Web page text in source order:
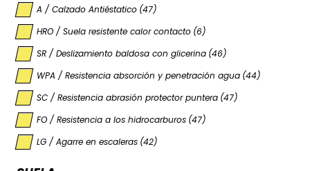
A / Calzado Antiéstatico (47)
HRO / Suela resistente calor contacto (6)
SR / Deslizamiento baldosa con glicerina (46)
WPA / Resistencia absorción y penetración agua (44)
SC / Resistencia abrasión protector puntera (47)
FO / Resistencia a los hidrocarburos (47)
LG / Agarre en escaleras (42)